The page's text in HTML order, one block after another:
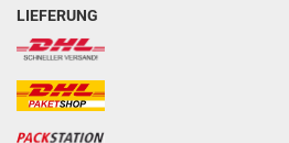
LIEFERUNG